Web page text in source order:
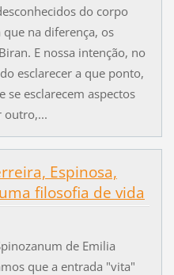
do corpo
na diferença, os
E nossa intenção, no
esclarecer a que ponto,
se esclarecem aspectos
outro,...
Espinosa,
filosofia de vida
de Emilia
que a entrada "vita"